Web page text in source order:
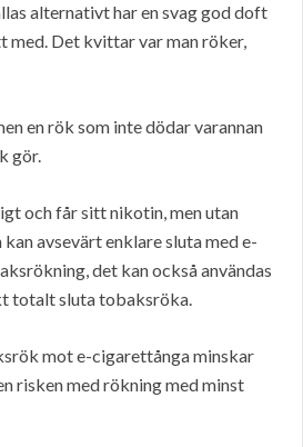
alternativt har en svag god doft
med. Det kvittar var man röker,
en rök som inte dödar varannan
gör.
och får sitt nikotin, men utan
avsevärt enklare sluta med e-
det kan också användas
totalt sluta tobaksröka.
mot e-cigarettånga minskar
risken med rökning med minst